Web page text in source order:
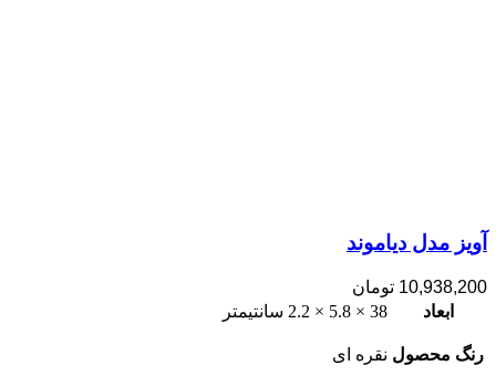
آویز مدل دیاموند
10,938,200 تومان
ابعاد
38 × 5.8 × 2.2 سانتیمتر
رنگ محصول نقره ای